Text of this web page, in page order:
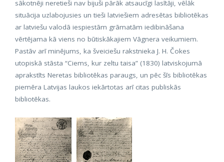
sākotnēji neretieši nav bijuši pārāk atsaucīgi lasītāji, vēlāk
situācija uzlabojusies un tieši latviešiem adresētas bibliotēkas
ar latviešu valodā iespiestām grāmatām iedibināšana
vērtējama kā viens no būtiskākajiem Vāgnera veikumiem.
Pastāv arī minējums, ka šveiciešu rakstnieka J. H. Čokes
utopiskā stāsta “Ciems, kur zeltu taisa” (1830) latviskojumā
aprakstīts Neretas bibliotēkas paraugs, un pēc šīs bibliotēkas
piemēra Latvijas laukos iekārtotas arī citas publiskās
bibliotēkas.